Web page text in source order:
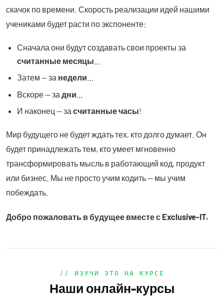
скачок по времени. Скорость реализации идей нашими
учениками будет расти по экспоненте:
Сначала они будут создавать свои проекты за
считанные месяцы
Затем — за недели
Вскоре — за дни
И наконец — засчитанные часы!
Мир будущего не будет ждать тех, кто долго думает. Он
будет принадлежать тем, кто умеет мгновенно
трансформировать мысль в работающий код, продукт
или бизнес. Мы не просто учим кодить — мы учим
побеждать.
Добро пожаловать в будущее вместе с Exclusive-IT.
// ИЗУЧИ ЭТО НА КУРСЕ
Наши онлайн-курсы